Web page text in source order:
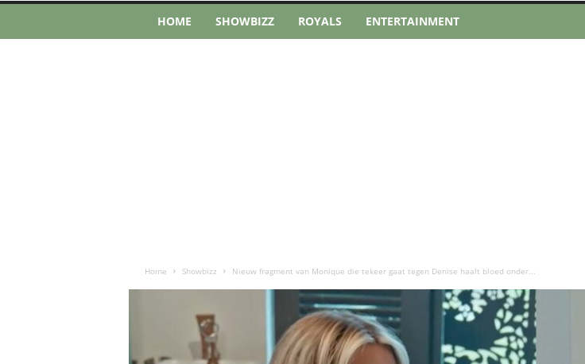
HOME SHOWBIZZ ROYALS ENTERTAINMENT
Home Showbizz Nieuw fragment van Monique die tekeer gaat tegen Denise haalt bloed onder...